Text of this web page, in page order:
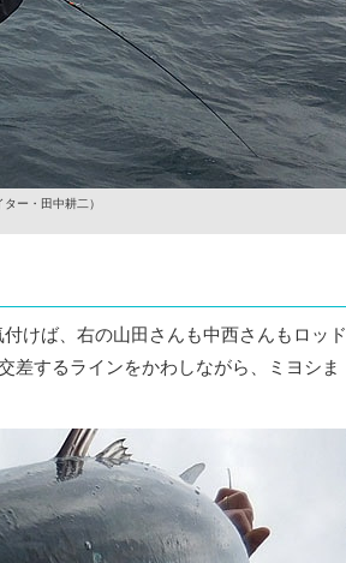
ター・田中耕二）
けば、右の山田さんも中西さんもロッド
差するラインをかわしながら、ミヨシま